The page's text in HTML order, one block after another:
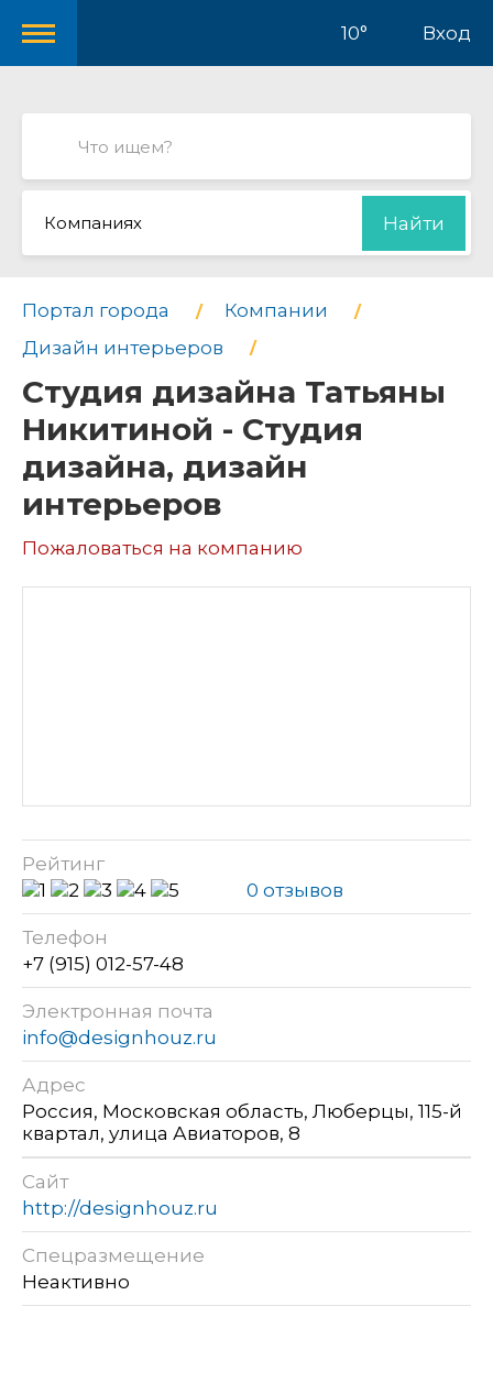
10° Вход
Компаниях Найти
Портал города
Компании
Дизайн интерьеров
Студия дизайна Татьяны
Никитиной - Студия
дизайна, дизайн
интерьеров
Пожаловаться на компанию
Рейтинг
0 отзывов
Телефон
+7 (915) 012-57-48
Электронная почта
info@designhouz.ru
Адрес
Россия, Московская область, Люберцы, 115-й
квартал, улица Авиаторов, 8
Сайт
http://designhouz.ru
Спецразмещение
Неактивно